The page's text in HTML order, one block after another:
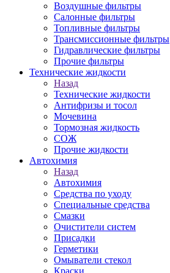
Воздушные фильтры
Салонные фильтры
Топливные фильтры
Трансмиссионные фильтры
Гидравлические фильтры
Прочие фильтры
Технические жидкости
Назад
Технические жидкости
Антифризы и тосол
Мочевина
Тормозная жидкость
СОЖ
Прочие жидкости
Автохимия
Назад
Автохимия
Средства по уходу
Специальные средства
Смазки
Очистители систем
Присадки
Герметики
Омыватели стекол
Краски